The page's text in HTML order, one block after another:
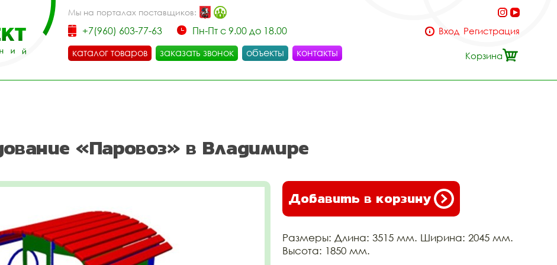
Мы на порталах поставщиков:
+7(960) 603-77-63
Пн-Пт с 9.00 до 18.00
каталог товаров
заказать звонок объекты контакты
Вход Регистрация
Корзина
«Паровоз» в Владимире
Добавить в корзину
Размеры: Длина: 3515 мм. Ширина: 2045 мм.
Высота: 1850 мм.